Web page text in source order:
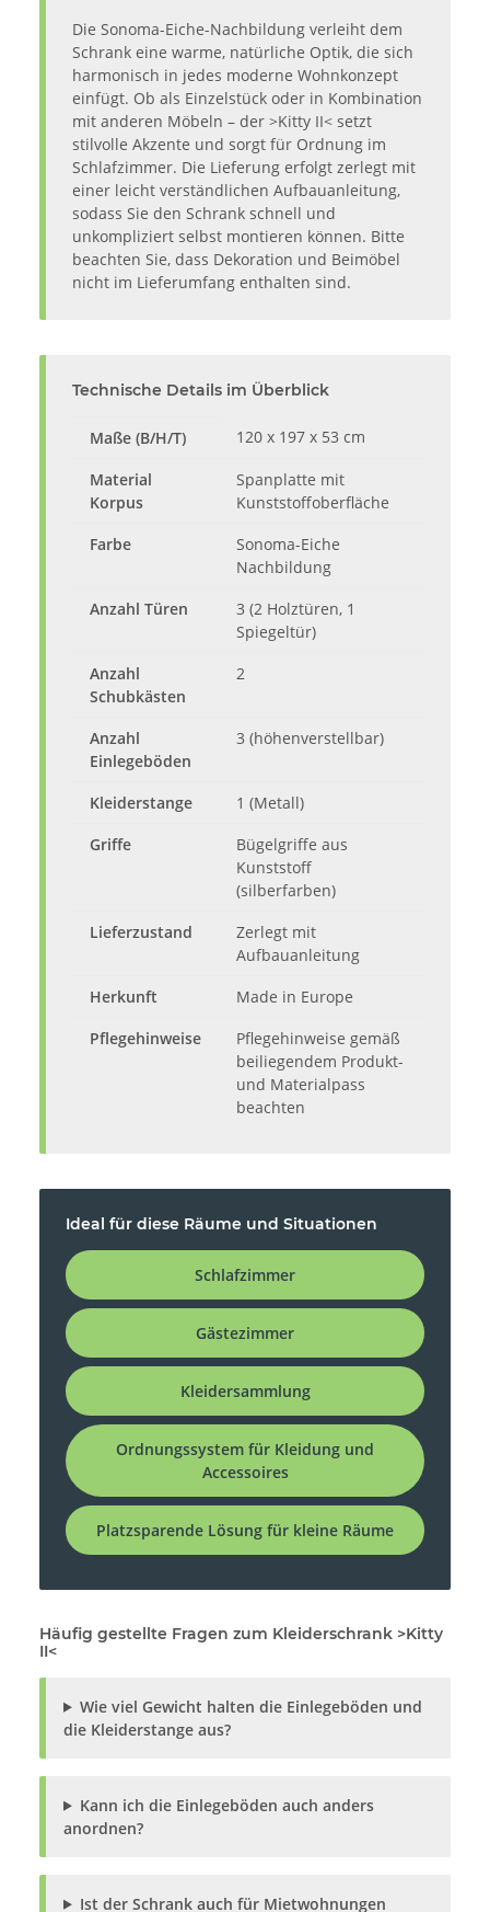
Die Sonoma-Eiche-Nachbildung verleiht dem
Schrank eine warme, natürliche Optik, die sich
harmonisch in jedes moderne Wohnkonzept
einfügt. Ob als Einzelstück oder in Kombination
mit anderen Möbeln – der >Kitty II< setzt
stilvolle Akzente und sorgt für Ordnung im
Schlafzimmer. Die Lieferung erfolgt zerlegt mit
einer leicht verständlichen Aufbauanleitung,
sodass Sie den Schrank schnell und
unkompliziert selbst montieren können. Bitte
beachten Sie, dass Dekoration und Beimöbel
nicht im Lieferumfang enthalten sind.
Technische Details im Überblick
Maße (B/H/T) 120 x 197 x 53 cm
Material
Korpus
Spanplatte mit
Kunststoffoberfläche
Farbe
Sonoma-Eiche
Nachbildung
Anzahl Türen
3 (2 Holztüren, 1
Spiegeltür)
Anzahl
Schubkästen
2
Anzahl
Einlegeböden
3 (höhenverstellbar)
Kleiderstange
1 (Metall)
Griffe
Bügelgriffe aus
Kunststoff
(silberfarben)
Lieferzustand
Zerlegt mit
Aufbauanleitung
Herkunft
Made in Europe
Pflegehinweise
Pflegehinweise gemäß
beiliegendem Produkt-
und Materialpass
beachten
Ideal für diese Räume und Situationen
Schlafzimmer
Gästezimmer
Kleidersammlung
Ordnungssystem für Kleidung und
Accessoires
Platzsparende Lösung für kleine Räume
Häufig gestellte Fragen zum Kleiderschrank >Kitty
II<
Wie viel Gewicht halten die Einlegeböden und
die Kleiderstange aus?
Kann ich die Einlegeböden auch anders
anordnen?
Ist der Schrank auch für Mietwohnungen